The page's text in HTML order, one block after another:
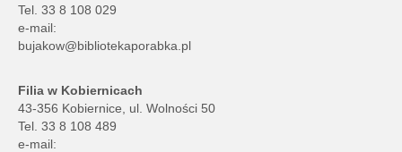
Tel. 33 8 108 029
e-mail:
bujakow@bibliotekaporabka.pl
Filia w Kobiernicach
43-356 Kobiernice, ul. Wolności 50
Tel. 33 8 108 489
e-mail: